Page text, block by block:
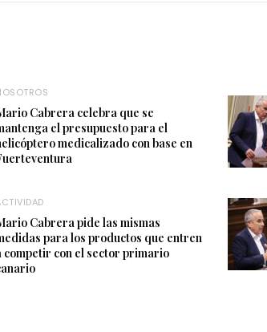
Cabrera celebra que se
el presupuesto para el
medicalizado con base en
Cabrera pide las mismas
para los productos que entren
competir con el sector primario